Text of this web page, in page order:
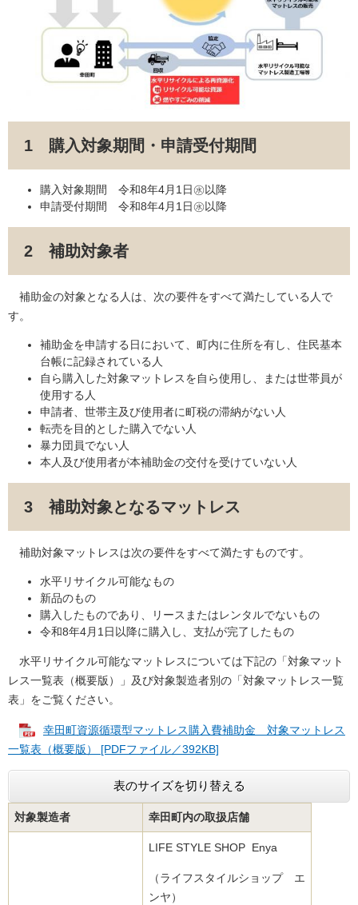
1 購入対象期間・申請受付期間
購入対象期間 令和8年4月1日㊌以降
申請受付期間 令和8年4月1日㊌以降
2 補助対象者
補助金の対象となる人は、次の要件をすべて満たしている人で
す。
補助金を申請する日において、町内に住所を有し、住民基本
台帳に記録されている人
自ら購入した対象マットレスを自ら使用し、または世帯員が
使用する人
申請者、世帯主及び使用者に町税の滞納がない人
転売を目的とした購入でない人
暴力団員でない人
本人及び使用者が本補助金の交付を受けていない人
3 補助対象となるマットレス
補助対象マットレスは次の要件をすべて満たすものです。
水平リサイクル可能なもの
新品のもの
購入したものであり、リースまたはレンタルでないもの
令和8年4月1日以降に購入し、支払が完了したもの
水平リサイクル可能なマットレスについては下記の「対象マット
レス一覧表（概要版）」及び対象製造者別の「対象マットレス一覧
表」をご覧ください。
幸田町資源循環型マットレス購入費補助金 対象マットレス
一覧表（概要版） [PDFファイル／392KB]
表のサイズを切り替える
対象製造者 幸田町内の取扱店舗
LIFE STYLE SHOP Enya
（ライフスタイルショップ エ
ンヤ）